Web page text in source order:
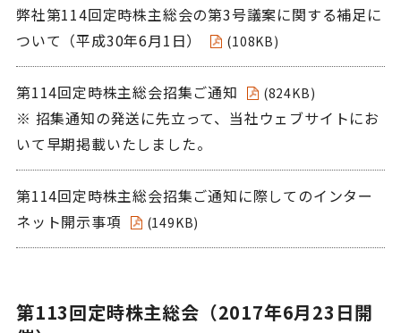
弊社第114回定時株主総会の第3号議案に関する補足に
ついて（平成30年6月1日）
(108KB)
第114回定時株主総会招集ご通知 (824KB)
※ 招集通知の発送に先立って、当社ウェブサイトにお
いて早期掲載いたしました。
第114回定時株主総会招集ご通知に際してのインター
ネット開示事項
(149KB)
第113回定時株主総会（2017年6月23日開